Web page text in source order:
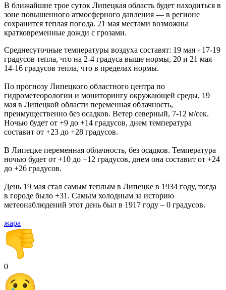
В ближайшие трое суток Липецкая область будет находиться в
зоне повышенного атмосферного давления — в регионе
сохранится теплая погода. 21 мая местами возможны
кратковременные дожди с грозами.
Среднесуточные температуры воздуха составят: 19 мая - 17-19
градусов тепла, что на 2-4 градуса выше нормы, 20 и 21 мая –
14-16 градусов тепла, что в пределах нормы.
По прогнозу Липецкого областного центра по
гидрометеорологии и мониторингу окружающей среды, 19
мая в Липецкой области переменная облачность,
преимущественно без осадков. Ветер северный, 7-12 м/сек.
Ночью будет от +9 до +14 градусов, днем температура
составит от +23 до +28 градусов.
В Липецке переменная облачность, без осадков. Температура
ночью будет от +10 до +12 градусов, днем она составит от +24
до +26 градусов.
День 19 мая стал самым теплым в Липецке в 1934 году, тогда
в городе было +31. Самым холодным за историю
метеонаблюдений этот день был в 1917 году – 0 градусов.
жара
0